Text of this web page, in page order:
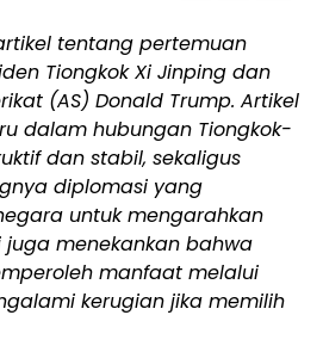
tentang pertemuan
Tiongkok Xi Jinping dan
(AS) Donald Trump. Artikel
dalam hubungan Tiongkok-
dan stabil, sekaligus
diplomasi yang
untuk mengarahkan
juga menekankan bahwa
manfaat melalui
kerugian jika memilih